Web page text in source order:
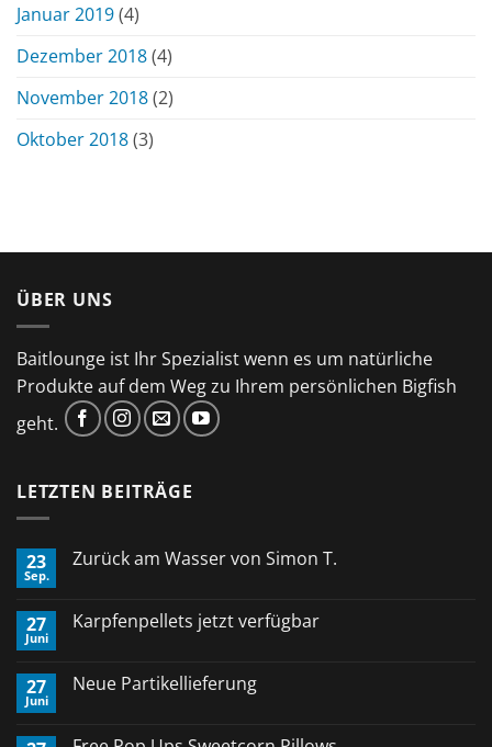
Januar 2019(4)
Dezember 2018(4)
November 2018(2)
Oktober 2018(3)
ÜBER UNS
Baitlounge ist Ihr Spezialist wenn es um natürliche
Produkte auf dem Weg zu Ihrem persönlichen Bigfish
geht.
LETZTEN BEITRÄGE
23
Sep.
Zurück am Wasser von Simon T.
Zurück
Simon
T.
27
Juni
Karpfenpellets jetzt verfügbar
Karpfenpellets
27
Juni
Neue Partikellieferung